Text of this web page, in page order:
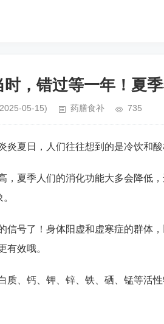
，错过等一年！夏季
05-15) 药膳食补 735
炎夏日，人们往往想到的是冷饮和
，夏季人们的消化功能大多会降低
信号了！身体阳虚和虚寒症的群体
有效哦。
质、钙、钾、锌、铁、硒、锰等活